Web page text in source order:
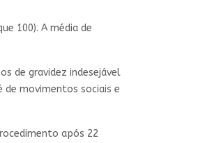
100). A média de
de gravidez indesejável
de movimentos sociais e
após 22